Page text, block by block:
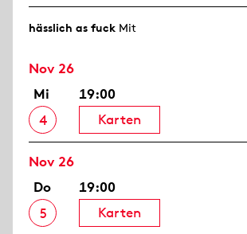
hässlich as fuck Mit
Nov 26
Mi
4
19:00
Karten
Nov 26
Do
5
19:00
Karten